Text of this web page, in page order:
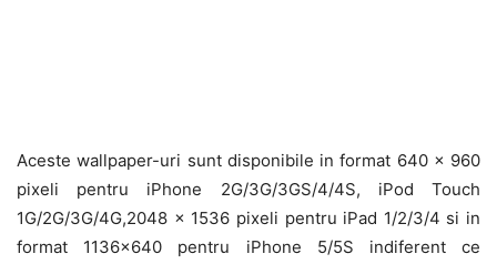
Aceste wallpaper-uri sunt disponibile in format 640 x 960
pixeli pentru iPhone 2G/3G/3GS/4/4S, iPod Touch
1G/2G/3G/4G,2048 x 1536 pixeli pentru iPad 1/2/3/4 si in
format 1136×640 pentru iPhone 5/5S indiferent ce